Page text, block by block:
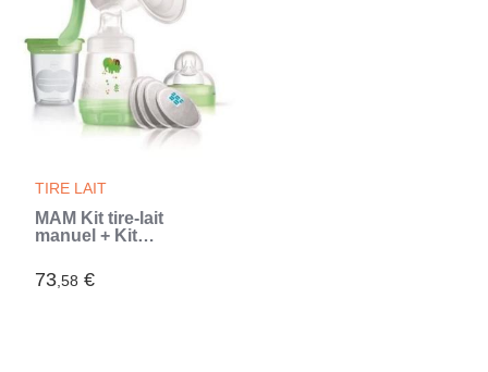
TIRE LAIT
MAM Kit tire-lait
manuel + Kit
(Transparent)
73,58 €